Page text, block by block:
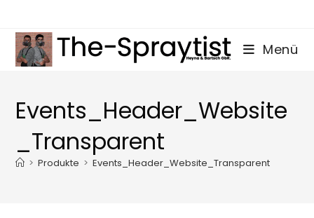
springen
Menü
Events_Header_Website
_Transparent
> Produkte > Events_Header_Website_Transparent